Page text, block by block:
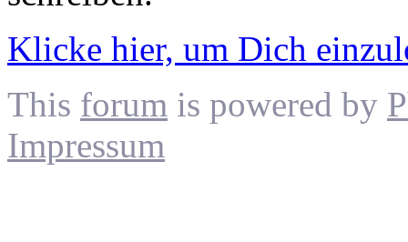
Klicke hier, um Dich
This forum is powered by
Impressum